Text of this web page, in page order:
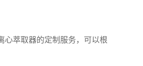
心萃取器的定制服务，可以根